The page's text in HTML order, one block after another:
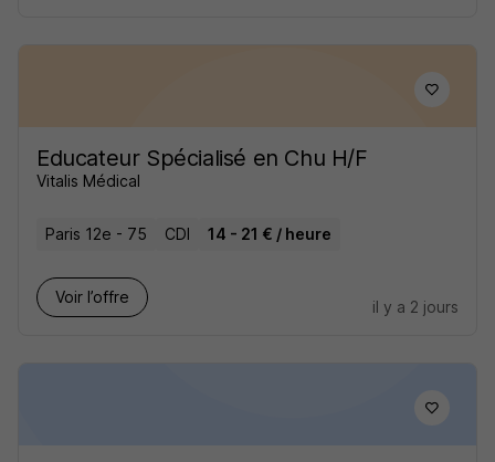
Educateur Spécialisé en Chu H/F
Vitalis Médical
Paris 12e - 75 CDI 14 - 21 € / heure
Voir l’offre
il y a 2 jours